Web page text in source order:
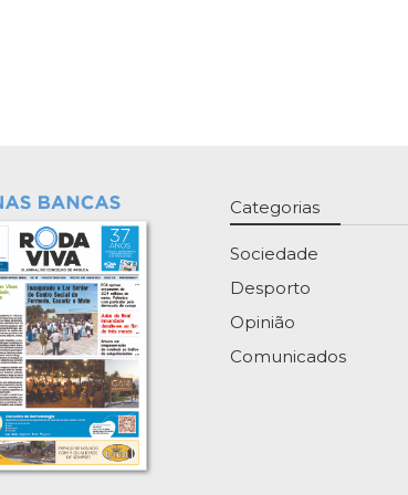
Categorias
Sociedade
Desporto
Opinião
Comunicados